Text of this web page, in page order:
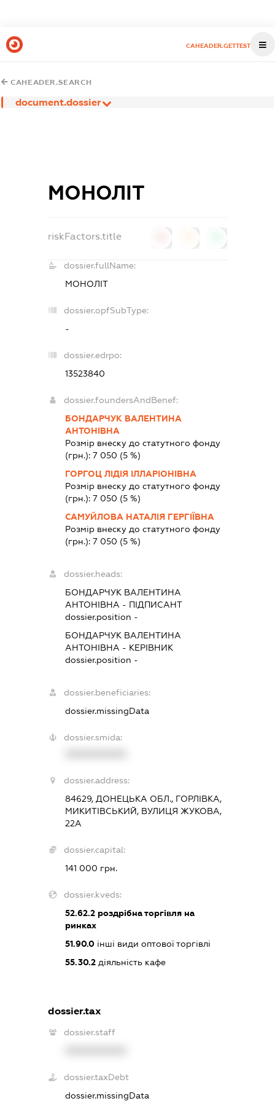
CAHEADER.GETTEST
CAHEADER.SEARCH
document.dossier
МОНОЛІТ
riskFactors.title
dossier.fullName:
МОНОЛІТ
dossier.opfSubType:
-
dossier.edrpo:
13523840
dossier.foundersAndBenef:
БОНДАРЧУК ВАЛЕНТИНА
АНТОНІВНА
Розмір внеску до статутного фонду
(грн.):7 050 (5 %)
ГОРГОЦ ЛІДІЯ ІЛЛАРІОНІВНА
Розмір внеску до статутного фонду
(грн.):7 050 (5 %)
САМУЙЛОВА НАТАЛІЯ ГЕРГІЇВНА
Розмір внеску до статутного фонду
(грн.):7 050 (5 %)
dossier.heads:
БОНДАРЧУК ВАЛЕНТИНА
АНТОНІВНА - ПІДПИСАНТ
dossier.position -
БОНДАРЧУК ВАЛЕНТИНА
АНТОНІВНА - КЕРІВНИК
dossier.position -
dossier.beneficiaries:
dossier.missingData
dossier.smida:
dossier.address:
84629, ДОНЕЦЬКА ОБЛ., ГОРЛІВКА,
МИКИТІВСЬКИЙ, ВУЛИЦЯ ЖУКОВА,
22А
dossier.capital:
141 000 грн.
dossier.kveds:
52.62.2 роздрібна торгівля на
ринках
51.90.0 інші види оптової торгівлі
55.30.2 діяльність кафе
dossier.tax
dossier.staff
dossier.taxDebt
dossier.missingData